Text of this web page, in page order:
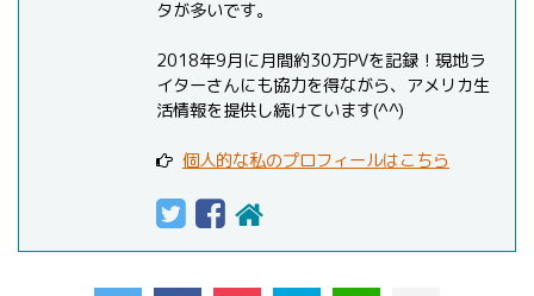
タが多いです。
2018年9月に月間約30万PVを記録！現地ラ
イターさんにも協力を得ながら、アメリカ生
活情報を提供し続けています(^^)
個人的な私のプロフィールはこちら